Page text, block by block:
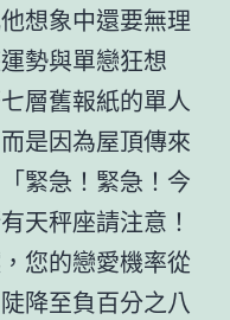
想象中還要無理
勢與單戀狂想
層舊報紙的單人
是因為屋頂傳來
緊急！緊急！今
天秤座請注意！
您的戀愛機率從
降至負百分之八